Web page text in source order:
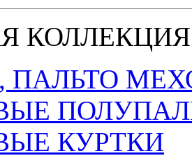
КОЛЛЕКЦИЯ
ПАЛЬТО
КУРТКИ